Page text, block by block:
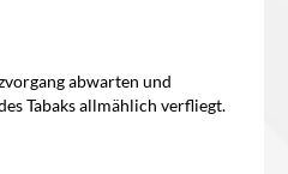
abwarten und
Tabaks allmählich verfliegt.